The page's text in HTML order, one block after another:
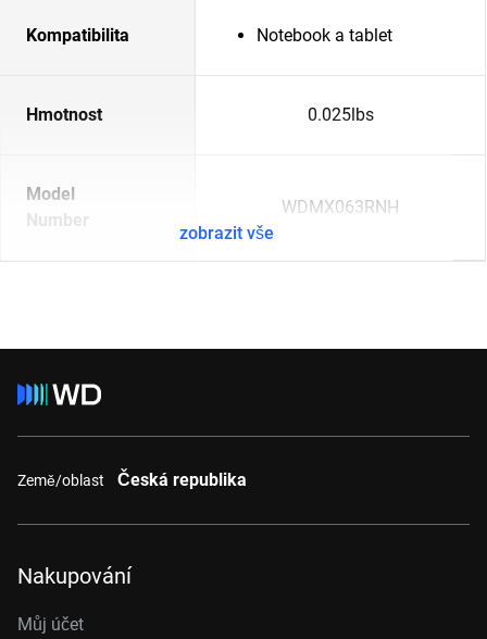
Kompatibilita Notebook a tablet
Hmotnost 0.025lbs
Model
Number
WDMX063RNH
zobrazit vše
Země/oblast Česká republika
Nakupování
Můj účet